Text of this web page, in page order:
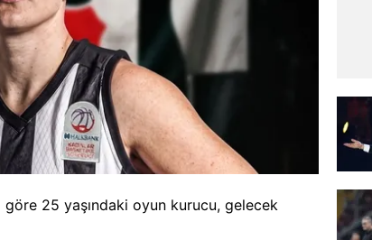
göre 25 yaşındaki oyun kurucu, gelecek